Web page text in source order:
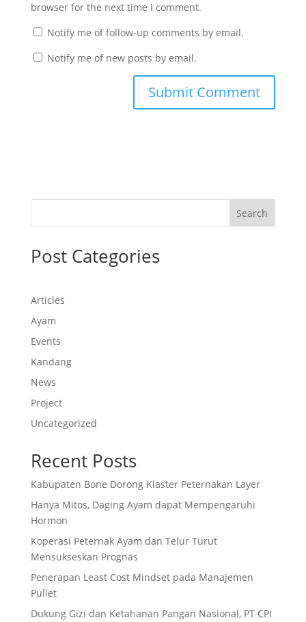
browser for the next time I comment.
Notify me of follow-up comments by email.
Notify me of new posts by email.
Search
Post Categories
Articles
Ayam
Events
Kandang
News
Project
Uncategorized
Recent Posts
Kabupaten Bone Dorong Klaster Peternakan Layer
Hanya Mitos, Daging Ayam dapat Mempengaruhi
Hormon
Koperasi Peternak Ayam dan Telur Turut
Mensukseskan Prognas
Penerapan Least Cost Mindset pada Manajemen
Pullet
Dukung Gizi dan Ketahanan Pangan Nasional, PT CPI